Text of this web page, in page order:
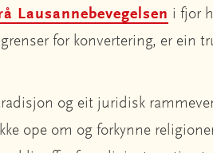
Lausannebevegelsen i fjor
for konvertering, er ein
og eit juridisk
ope om og forkynne